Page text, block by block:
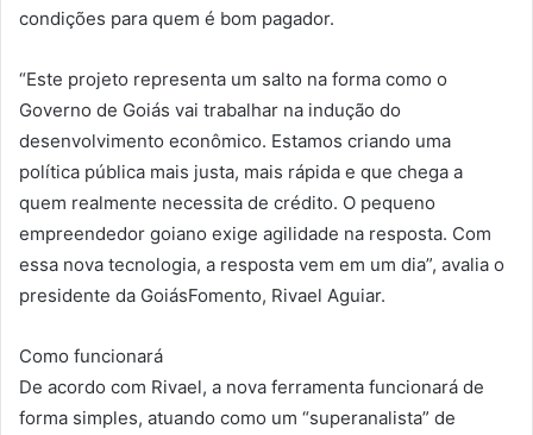
condições para quem é bom pagador.
“Este projeto representa um salto na forma como o
Governo de Goiás vai trabalhar na indução do
desenvolvimento econômico. Estamos criando uma
política pública mais justa, mais rápida e que chega a
quem realmente necessita de crédito. O pequeno
empreendedor goiano exige agilidade na resposta. Com
essa nova tecnologia, a resposta vem em um dia”, avalia o
presidente da GoiásFomento, Rivael Aguiar.
Como funcionará
De acordo com Rivael, a nova ferramenta funcionará de
forma simples, atuando como um “superanalista” de